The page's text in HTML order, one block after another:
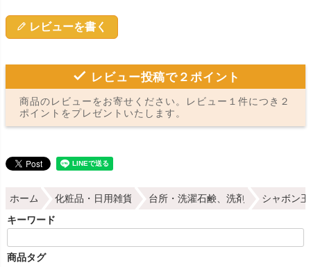
レビューを書く
レビュー投稿で２ポイント
商品のレビューをお寄せください。レビュー１件につき２
ポイントをプレゼントいたします。
ホーム 化粧品・日用雑貨 台所・洗濯石鹸、洗剤
シャボン
キーワード
商品タグ